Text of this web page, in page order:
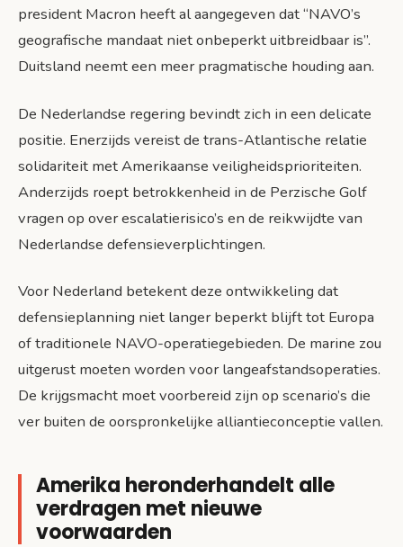
president Macron heeft al aangegeven dat “NAVO’s
geografische mandaat niet onbeperkt uitbreidbaar is”.
Duitsland neemt een meer pragmatische houding aan.
De Nederlandse regering bevindt zich in een delicate
positie. Enerzijds vereist de trans-Atlantische relatie
solidariteit met Amerikaanse veiligheidsprioriteiten.
Anderzijds roept betrokkenheid in de Perzische Golf
vragen op over escalatierisico’s en de reikwijdte van
Nederlandse defensieverplichtingen.
Voor Nederland betekent deze ontwikkeling dat
defensieplanning niet langer beperkt blijft tot Europa
of traditionele NAVO-operatiegebieden. De marine zou
uitgerust moeten worden voor langeafstandsoperaties.
De krijgsmacht moet voorbereid zijn op scenario’s die
ver buiten de oorspronkelijke alliantieconceptie vallen.
Amerika heronderhandelt alle
verdragen met nieuwe
voorwaarden